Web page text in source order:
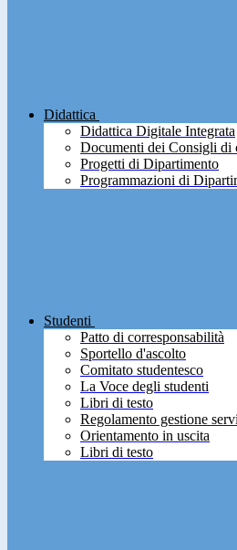
Didattica
Didattica Digitale Integrata
Documenti dei Consigli di
Progetti di Dipartimento
Programmazioni di
Studenti
Patto di corresponsabilità
Sportello d'ascolto
Comitato studentesco
La Voce degli studenti
Libri di testo
Regolamento gestione
Orientamento in uscita
Libri di testo